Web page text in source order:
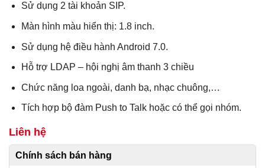
trênđánh
Sử dụng 2 tài khoản SIP.
Màn hình màu hiển thị: 1.8 inch.
Sử dụng hệ điều hành Android 7.0.
Hỗ trợ LDAP – hội nghị âm thanh 3 chiều
Chức năng loa ngoài, danh bạ, nhạc chuông,…
Tích hợp bộ đàm Push to Talk hoặc có thể gọi nhóm.
Liên hệ
Chính sách bán hàng